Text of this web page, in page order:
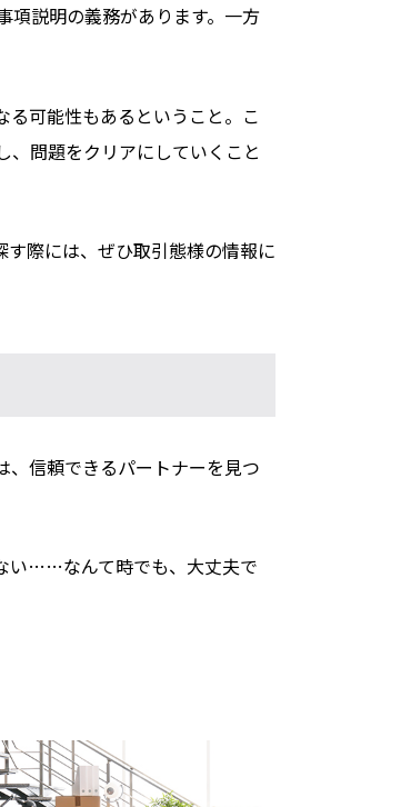
項説明の義務があります。一方
可能性もあるということ。こ
問題をクリアにしていくこと
際には、ぜひ取引態様の情報に
、信頼できるパートナーを見つ
い……なんて時でも、大丈夫で